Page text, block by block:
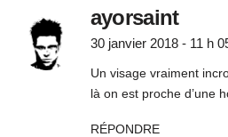
ayorsaint
30 janvier 2018 - 11 h
Un visage vraiment
là on est proche d’une
RÉPONDRE